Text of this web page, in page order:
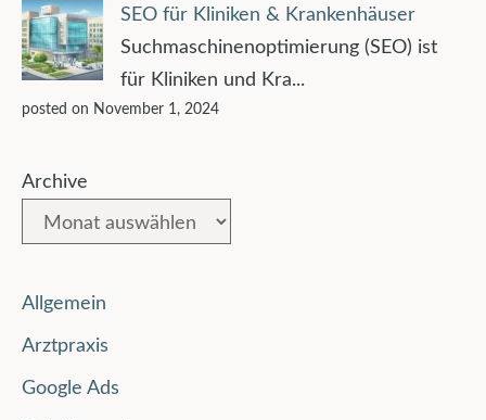
SEO für Kliniken & Krankenhäuser
Suchmaschinenoptimierung (SEO) ist
für Kliniken und Kra...
posted on November 1, 2024
Archive
Allgemein
Arztpraxis
Google Ads